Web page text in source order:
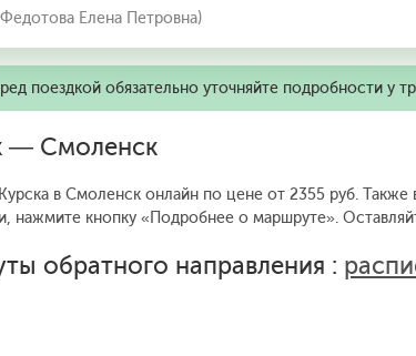
Елена Петровна)
поездкой обязательно уточняйте подробности у
— Смоленск
в Смоленск онлайн по цене от 2355 руб.
нажмите кнопку «Подробнее о маршруте».
обратного направления :